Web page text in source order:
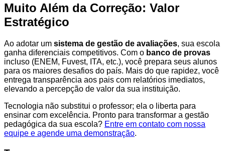
Muito Além da Correção: Valor
Estratégico
Ao adotar um sistema de gestão de avaliações, sua escola
ganha diferenciais competitivos. Com o banco de provas
incluso (ENEM, Fuvest, ITA, etc.), você prepara seus alunos
para os maiores desafios do país. Mais do que rapidez, você
entrega transparência aos pais com relatórios imediatos,
elevando a percepção de valor da sua instituição.
Tecnologia não substitui o professor; ela o liberta para
ensinar com excelência. Pronto para transformar a gestão
pedagógica da sua escola? Entre em contato com nossa
equipe e agende uma demonstração.